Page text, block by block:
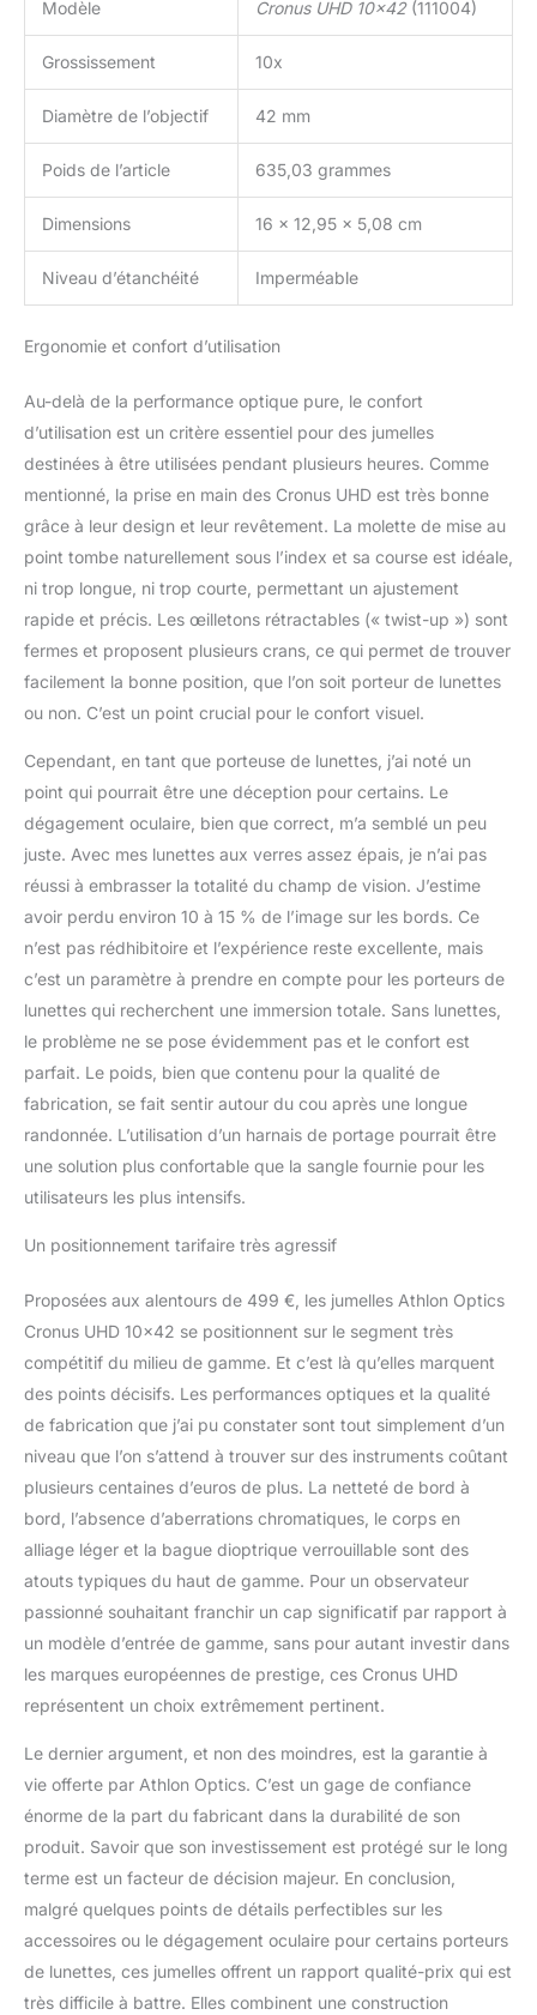
Modèle Cronus UHD 10×42(111004)
Grossissement 10x
Diamètre de l’objectif 42 mm
Poids de l’article 635,03 grammes
Dimensions 16 x 12,95 x 5,08 cm
Niveau d’étanchéité Imperméable
Ergonomie et confort d’utilisation
Au-delà de la performance optique pure, le confort
d’utilisation est un critère essentiel pour des jumelles
destinées à être utilisées pendant plusieurs heures. Comme
mentionné, la prise en main des Cronus UHD est très bonne
grâce à leur design et leur revêtement. La molette de mise au
point tombe naturellement sous l’index et sa course est idéale,
ni trop longue, ni trop courte, permettant un ajustement
rapide et précis. Les œilletons rétractables (« twist-up ») sont
fermes et proposent plusieurs crans, ce qui permet de trouver
facilement la bonne position, que l’on soit porteur de lunettes
ou non. C’est un point crucial pour le confort visuel.
Cependant, en tant que porteuse de lunettes, j’ai noté un
point qui pourrait être une déception pour certains. Le
dégagement oculaire, bien que correct, m’a semblé un peu
juste. Avec mes lunettes aux verres assez épais, je n’ai pas
réussi à embrasser la totalité du champ de vision. J’estime
avoir perdu environ 10 à 15 % de l’image sur les bords. Ce
n’est pas rédhibitoire et l’expérience reste excellente, mais
c’est un paramètre à prendre en compte pour les porteurs de
lunettes qui recherchent une immersion totale. Sans lunettes,
le problème ne se pose évidemment pas et le confort est
parfait. Le poids, bien que contenu pour la qualité de
fabrication, se fait sentir autour du cou après une longue
randonnée. L’utilisation d’un harnais de portage pourrait être
une solution plus confortable que la sangle fournie pour les
utilisateurs les plus intensifs.
Un positionnement tarifaire très agressif
Proposées aux alentours de 499 €, les jumelles Athlon Optics
Cronus UHD 10×42 se positionnent sur le segment très
compétitif du milieu de gamme. Et c’est là qu’elles marquent
des points décisifs. Les performances optiques et la qualité
de fabrication que j’ai pu constater sont tout simplement d’un
niveau que l’on s’attend à trouver sur des instruments coûtant
plusieurs centaines d’euros de plus. La netteté de bord à
bord, l’absence d’aberrations chromatiques, le corps en
alliage léger et la bague dioptrique verrouillable sont des
atouts typiques du haut de gamme. Pour un observateur
passionné souhaitant franchir un cap significatif par rapport à
un modèle d’entrée de gamme, sans pour autant investir dans
les marques européennes de prestige, ces Cronus UHD
représentent un choix extrêmement pertinent.
Le dernier argument, et non des moindres, est la garantie à
vie offerte par Athlon Optics. C’est un gage de confiance
énorme de la part du fabricant dans la durabilité de son
produit. Savoir que son investissement est protégé sur le long
terme est un facteur de décision majeur. En conclusion,
malgré quelques points de détails perfectibles sur les
accessoires ou le dégagement oculaire pour certains porteurs
de lunettes, ces jumelles offrent un rapport qualité-prix qui est
très difficile à battre. Elles combinent une construction